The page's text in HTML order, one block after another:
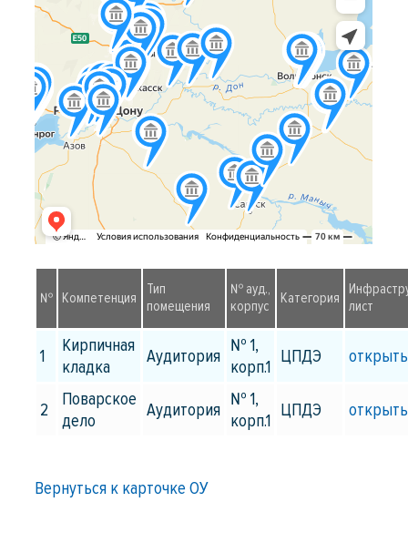
№ Компетенция
Тип
помещения
№ ауд.,
корпус
Категория лист
1
Кирпичная
кладка
Аудитория № 1,
корп.1 ЦПДЭ открыть
2
Поварское
дело
Аудитория № 1,
корп.1 ЦПДЭ открыть
Вернуться к карточке ОУ